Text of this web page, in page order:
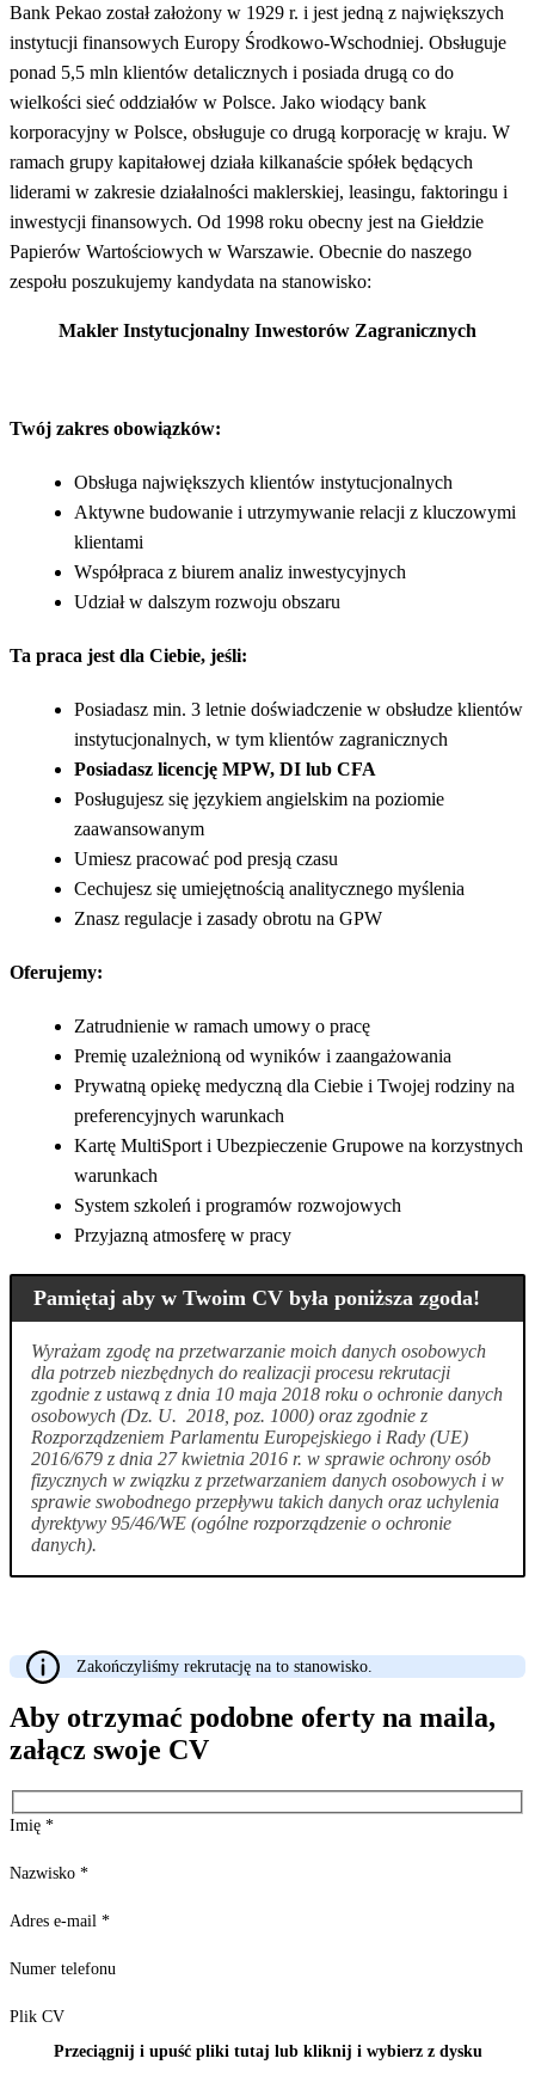
Bank Pekao został założony w 1929 r. i jest jedną z największych
instytucji finansowych Europy Środkowo-Wschodniej. Obsługuje
ponad 5,5 mln klientów detalicznych i posiada drugą co do
wielkości sieć oddziałów w Polsce. Jako wiodący bank
korporacyjny w Polsce, obsługuje co drugą korporację w kraju. W
ramach grupy kapitałowej działa kilkanaście spółek będących
liderami w zakresie działalności maklerskiej, leasingu, faktoringu i
inwestycji finansowych. Od 1998 roku obecny jest na Giełdzie
Papierów Wartościowych w Warszawie. Obecnie do naszego
zespołu poszukujemy kandydata na stanowisko:
Makler Instytucjonalny Inwestorów Zagranicznych
Twój zakres obowiązków:
Obsługa największych klientów instytucjonalnych
Aktywne budowanie i utrzymywanie relacji z kluczowymi
klientami
Współpraca z biurem analiz inwestycyjnych
Udział w dalszym rozwoju obszaru
Ta praca jest dla Ciebie, jeśli:
Posiadasz min. 3 letnie doświadczenie w obsłudze klientów
instytucjonalnych, w tym klientów zagranicznych
Posiadasz licencję MPW, DI lub CFA
Posługujesz się językiem angielskim na poziomie
zaawansowanym
Umiesz pracować pod presją czasu
Cechujesz się umiejętnością analitycznego myślenia
Znasz regulacje i zasady obrotu na GPW
Oferujemy:
Zatrudnienie w ramach umowy o pracę
Premię uzależnioną od wyników i zaangażowania
Prywatną opiekę medyczną dla Ciebie i Twojej rodziny na
preferencyjnych warunkach
Kartę MultiSport i Ubezpieczenie Grupowe na korzystnych
warunkach
System szkoleń i programów rozwojowych
Przyjazną atmosferę w pracy
Pamiętaj aby w Twoim CV była poniższa zgoda!
Wyrażam zgodę na przetwarzanie moich danych osobowych
dla potrzeb niezbędnych do realizacji procesu rekrutacji
zgodnie z ustawą z dnia 10 maja 2018 roku o ochronie danych
osobowych (Dz. U. 2018, poz. 1000) oraz zgodnie z
Rozporządzeniem Parlamentu Europejskiego i Rady (UE)
2016/679 z dnia 27 kwietnia 2016 r. w sprawie ochrony osób
fizycznych w związku z przetwarzaniem danych osobowych i w
sprawie swobodnego przepływu takich danych oraz uchylenia
dyrektywy 95/46/WE (ogólne rozporządzenie o ochronie
danych).
Zakończyliśmy rekrutację na to stanowisko.
Aby otrzymać podobne oferty na maila,
załącz swoje CV
Imię *
Nazwisko *
Adres e-mail *
Numer telefonu
Plik CV
Przeciągnij i upuść pliki tutaj lub kliknij i wybierz z dysku